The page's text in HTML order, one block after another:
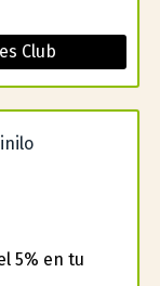
Club
5% en tu